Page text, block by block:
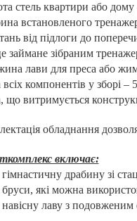
стель квартири або
встановленого
від підлоги до
займане зібраним
лави для преса або
всіх компонентів у зборі –
що витримується
обладнання
включає:
гімнастичну драбину зі
бруси, які можна
навісну лаву з подовженим